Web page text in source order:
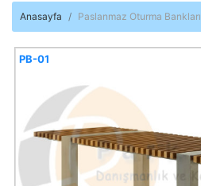
Anasayfa Paslanmaz Oturma Bankları
PB-01